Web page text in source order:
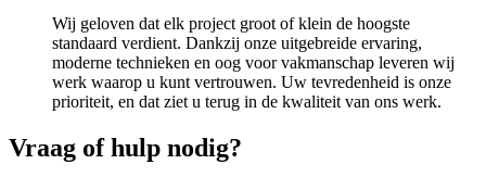
Wij geloven dat elk project groot of klein de hoogste
standaard verdient. Dankzij onze uitgebreide ervaring,
moderne technieken en oog voor vakmanschap leveren wij
werk waarop u kunt vertrouwen. Uw tevredenheid is onze
prioriteit, en dat ziet u terug in de kwaliteit van ons werk.
Vraag of hulp nodig?